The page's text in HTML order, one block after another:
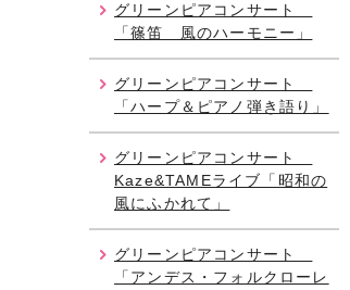
グリーンピアコンサート
「篠笛 風のハーモニー」
グリーンピアコンサート
「ハープ＆ピアノ弾き語り」
グリーンピアコンサート
Kaze&TAMEライブ「昭和の
風にふかれて」
グリーンピアコンサート
「アンデス・フォルクローレ